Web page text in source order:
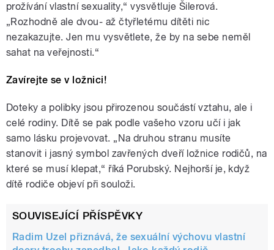
prožívání vlastní sexuality,“ vysvětluje Šilerová.
„Rozhodně ale dvou- až čtyřletému dítěti nic
nezakazujte. Jen mu vysvětlete, že by na sebe neměl
sahat na veřejnosti.“
Zavírejte se v ložnici!
Doteky a polibky jsou přirozenou součástí vztahu, ale i
celé rodiny. Dítě se pak podle vašeho vzoru učí i jak
samo lásku projevovat. „Na druhou stranu musíte
stanovit i jasný symbol zavřených dveří ložnice rodičů, na
které se musí klepat,“ říká Porubský. Nejhorší je, když
dítě rodiče objeví při souloži.
SOUVISEJÍCÍ PŘÍSPĚVKY
Radim Uzel přiznává, že sexuální výchovu vlastní